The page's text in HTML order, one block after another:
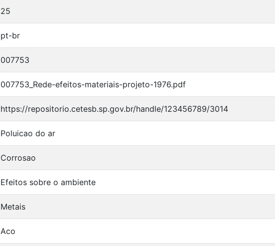
25
pt-br
007753
007753_Rede-efeitos-materiais-projeto-1976.pdf
https://repositorio.cetesb.sp.gov.br/handle/123456789/3014
Poluicao do ar
Corrosao
Efeitos sobre o ambiente
Metais
Aco